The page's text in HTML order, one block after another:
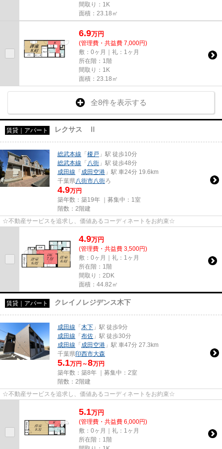
間取り：1K
面積：23.18㎡
6.9万円
(管理費・共益費 7,000円)
敷：0ヶ月｜礼：1ヶ月
所在階：1階
間取り：1K
面積：23.18㎡
全8件を表示する
賃貸｜アパート レクサス Ⅱ
総武本線 「榎戸 」駅 徒歩10分
総武本線 「 八街 」駅 徒歩48分
成田線 「成田空港 」駅 車24分 19.6km
千葉県 八街市八街ろ
4.9万円
築年数：築19年 ｜募集中： 1室
階数：2階建
☆不動産サービスを追求し、価値あるコーディネートをお約束☆
4.9万円
(管理費・共益費 3,500円)
敷：0ヶ月｜礼：1ヶ月
所在階：1階
間取り：2DK
面積：44.82㎡
賃貸｜アパート クレイノレジデンス木下
成田線 「木下 」駅 徒歩9分
成田線 「布佐 」駅 徒歩30分
成田線 「成田空港 」駅 車47分 27.3km
千葉県印西市大森
5.1万円～8万円
築年数：築8年 ｜募集中： 2室
階数：2階建
☆不動産サービスを追求し、価値あるコーディネートをお約束☆
5.1万円
(管理費・共益費 6,000円)
敷：0ヶ月｜礼：1ヶ月
所在階：1階